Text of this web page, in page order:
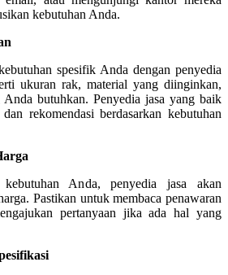
kebutuhan Anda.
spesifik Anda dengan penyedia
ukuran rak, material yang diinginkan,
butuhkan. Penyedia jasa yang baik
rekomendasi berdasarkan kebutuhan
kebutuhan Anda, penyedia jasa akan
Pastikan untuk membaca penawaran
pertanyaan jika ada hal yang